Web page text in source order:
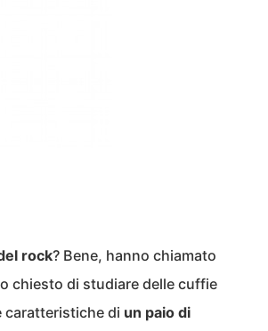
rock? Bene, hanno chiamato
chiesto di studiare delle cuffie
caratteristiche di un paio di